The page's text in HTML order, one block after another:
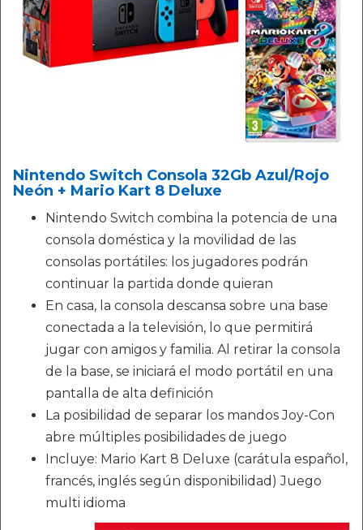
Nintendo Switch Consola 32Gb Azul/Rojo
Neón + Mario Kart 8 Deluxe
Nintendo Switch combina la potencia de una
consola doméstica y la movilidad de las
consolas portátiles: los jugadores podrán
continuar la partida donde quieran
En casa, la consola descansa sobre una base
conectada a la televisión, lo que permitirá
jugar con amigos y familia. Al retirar la consola
de la base, se iniciará el modo portátil en una
pantalla de alta definición
La posibilidad de separar los mandos Joy-Con
abre múltiples posibilidades de juego
Incluye: Mario Kart 8 Deluxe (carátula español,
francés, inglés según disponibilidad) Juego
multi idioma